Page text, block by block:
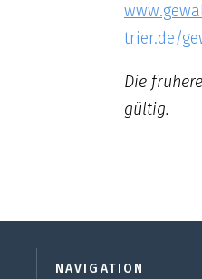
trier.de/
Die
gültig.
NAVIGATION